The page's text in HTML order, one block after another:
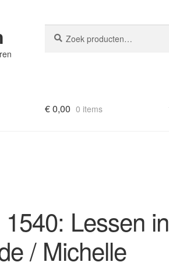
naar:
€0,00 0 items
Lessen in
/ Michelle